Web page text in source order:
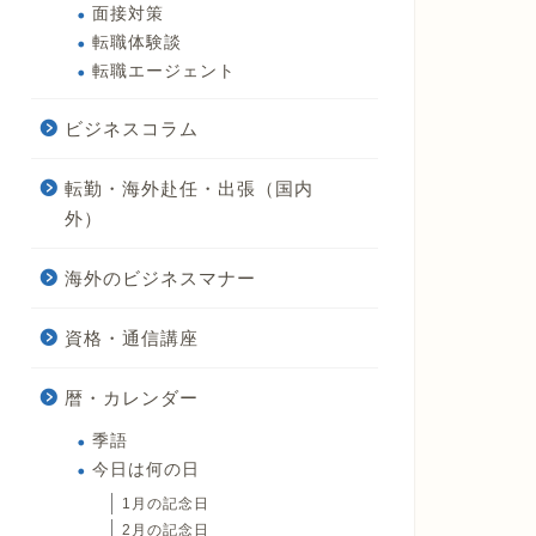
面接対策
転職体験談
転職エージェント
ビジネスコラム
転勤・海外赴任・出張（国内
外）
海外のビジネスマナー
資格・通信講座
暦・カレンダー
季語
今日は何の日
1月の記念日
2月の記念日